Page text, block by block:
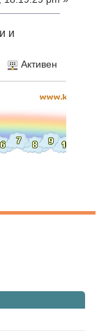
и
Активен